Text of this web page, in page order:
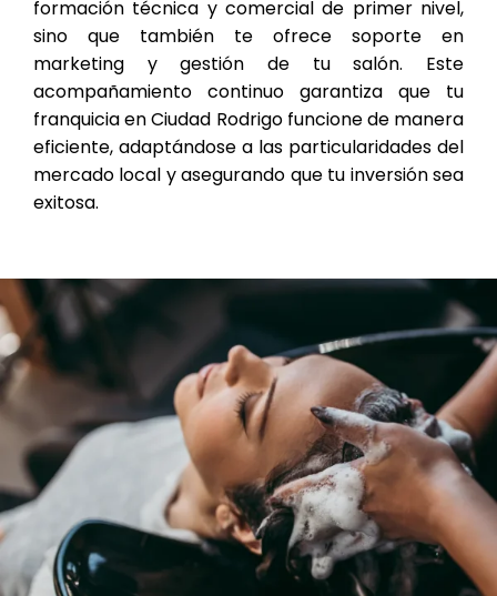
formación técnica y comercial de primer nivel,
sino que también te ofrece soporte en
marketing y gestión de tu salón. Este
acompañamiento continuo garantiza que tu
franquicia en Ciudad Rodrigo funcione de manera
eficiente, adaptándose a las particularidades del
mercado local y asegurando que tu inversión sea
exitosa.